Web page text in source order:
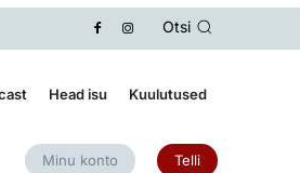
Otsi
Head isu Kuulutused
Minu konto Telli